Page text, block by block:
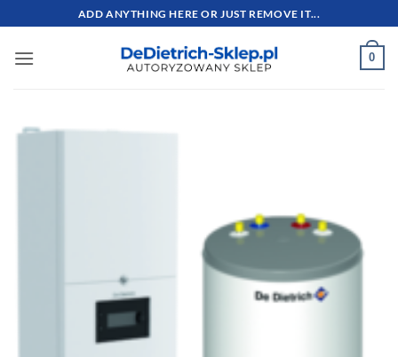
do
zawartości
ADD ANYTHING HERE OR JUST REMOVE IT...
0